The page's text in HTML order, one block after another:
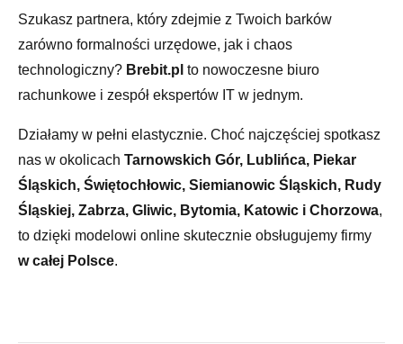
Szukasz partnera, który zdejmie z Twoich barków
zarówno formalności urzędowe, jak i chaos
technologiczny? Brebit.pl to nowoczesne biuro
rachunkowe i zespół ekspertów IT w jednym.
Działamy w pełni elastycznie. Choć najczęściej spotkasz
nas w okolicach Tarnowskich Gór, Lublińca, Piekar
Śląskich, Świętochłowic, Siemianowic Śląskich, Rudy
Śląskiej, Zabrza, Gliwic, Bytomia, Katowic i Chorzowa,
to dzięki modelowi online skutecznie obsługujemy firmy
w całej Polsce.